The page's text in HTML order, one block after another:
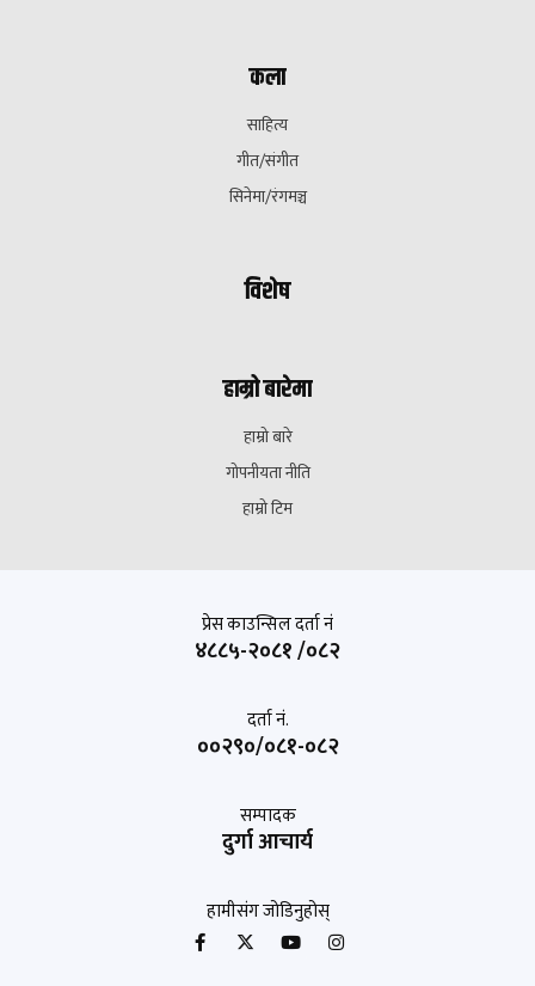
कला
साहित्य
गीत/संगीत
सिनेमा/रंगमञ्च
विशेष
हाम्रो बारेमा
हाम्रो बारे
गोपनीयता नीति
हाम्रो टिम
प्रेस काउन्सिल दर्ता नं
४८८५-२०८१ /०८२
दर्ता नं.
००२९०/०८१-०८२
सम्पादक
दुर्गा आचार्य
हामीसंग जोडिनुहोस्